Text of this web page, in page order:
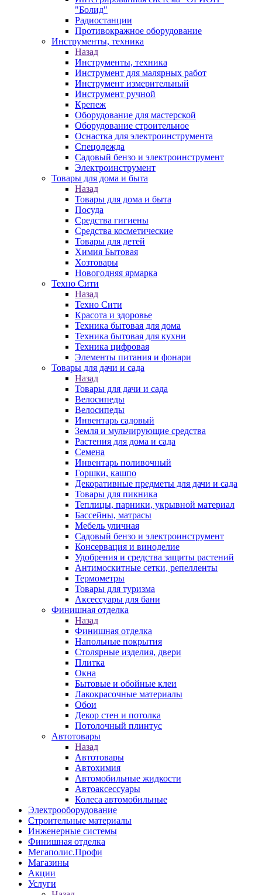
"Болид"
Радиостанции
Противокражное оборудование
Инструменты, техника
Назад
Инструменты, техника
Инструмент для малярных работ
Инструмент измерительный
Инструмент ручной
Крепеж
Оборудование для мастерской
Оборудование строительное
Оснастка для электроинструмента
Спецодежда
Садовый бензо и электроинструмент
Электроинструмент
Товары для дома и быта
Назад
Товары для дома и быта
Посуда
Средства гигиены
Средства косметические
Товары для детей
Химия Бытовая
Хозтовары
Новогодняя ярмарка
Техно Сити
Назад
Техно Сити
Красота и здоровье
Техника бытовая для дома
Техника бытовая для кухни
Техника цифровая
Элементы питания и фонари
Товары для дачи и сада
Назад
Товары для дачи и сада
Велосипеды
Велосипеды
Инвентарь садовый
Земля и мульчирующие средства
Растения для дома и сада
Семена
Инвентарь поливочный
Горшки, кашпо
Декоративные предметы для дачи и сада
Товары для пикника
Теплицы, парники, укрывной материал
Бассейны, матрасы
Мебель уличная
Садовый бензо и электроинструмент
Консервация и виноделие
Удобрения и средства защиты растений
Антимоскитные сетки, репелленты
Термометры
Товары для туризма
Аксессуары для бани
Финишная отделка
Назад
Финишная отделка
Напольные покрытия
Столярные изделия, двери
Плитка
Окна
Бытовые и обойные клеи
Лакокрасочные материалы
Обои
Декор стен и потолка
Потолочный плинтус
Автотовары
Назад
Автотовары
Автохимия
Автомобильные жидкости
Автоаксессуары
Колеса автомобильные
Электрооборудование
Строительные материалы
Инженерные системы
Финишная отделка
Мегаполис.Профи
Магазины
Акции
Услуги